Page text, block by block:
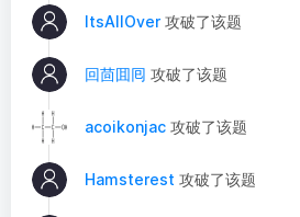
ItsAllOver 攻破了该题
回茴囬囘 攻破了该题
acoikonjac 攻破了该题
Hamsterest 攻破了该题